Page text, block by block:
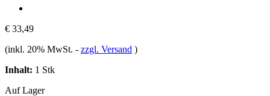
€ 33,49
(inkl. 20% MwSt. - zzgl. Versand )
Inhalt: 1 Stk
Auf Lager